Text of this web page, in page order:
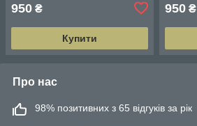
950 ₴
Купити
950 ₴
Про нас
98% позитивних з 65 відгуків за рік